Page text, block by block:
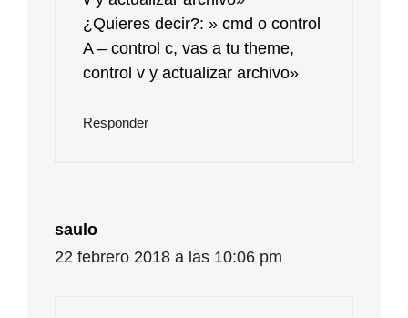
¿Quieres decir?: » cmd o control
A – control c, vas a tu theme,
control v y actualizar archivo»
Responder
saulo
22 febrero 2018 a las 10:06 pm